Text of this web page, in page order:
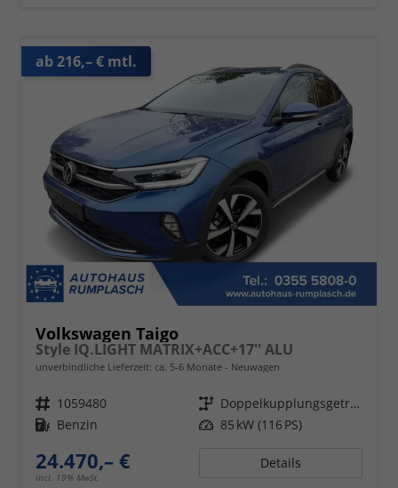
ab 216,– € mtl.
Volkswagen Taigo
Style IQ.LIGHT MATRIX+ACC+17'' ALU
unverbindliche Lieferzeit: ca. 5-6 Monate Neuwagen
Fahrzeugnr. 1059480 Getriebe
Doppelkupplungsgetriebe (DSG)
Kraftstoff Benzin Leistung 85 kW (116 PS)
24.470,– €
incl. 19% MwSt.
Details